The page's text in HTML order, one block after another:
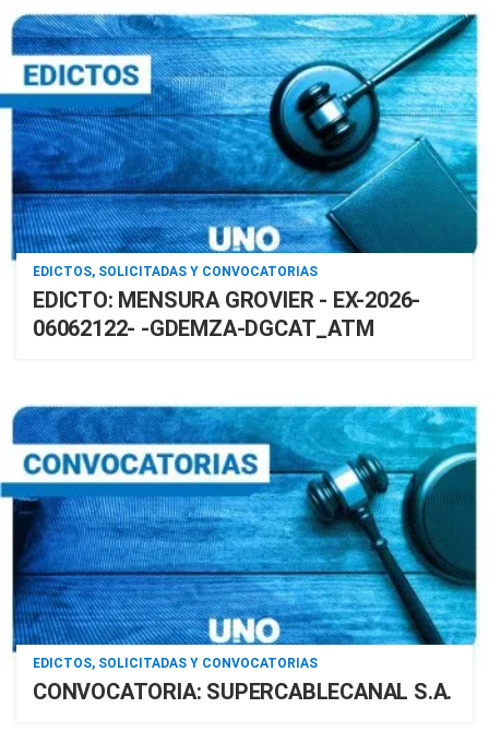
EDICTOS, SOLICITADAS Y CONVOCATORIAS
EDICTO: MENSURA GROVIER - EX-2026-
06062122- -GDEMZA-DGCAT_ATM
EDICTOS, SOLICITADAS Y CONVOCATORIAS
CONVOCATORIA: SUPERCABLECANAL S.A.